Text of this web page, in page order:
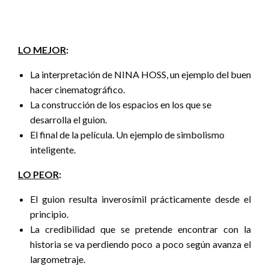
LO MEJOR:
La interpretación de NINA HOSS, un ejemplo del buen
hacer cinematográfico.
La construcción de los espacios en los que se
desarrolla el guion.
El final de la película. Un ejemplo de simbolismo
inteligente.
LO PEOR:
El guion resulta inverosímil prácticamente desde el
principio.
La credibilidad que se pretende encontrar con la
historia se va perdiendo poco a poco según avanza el
largometraje.